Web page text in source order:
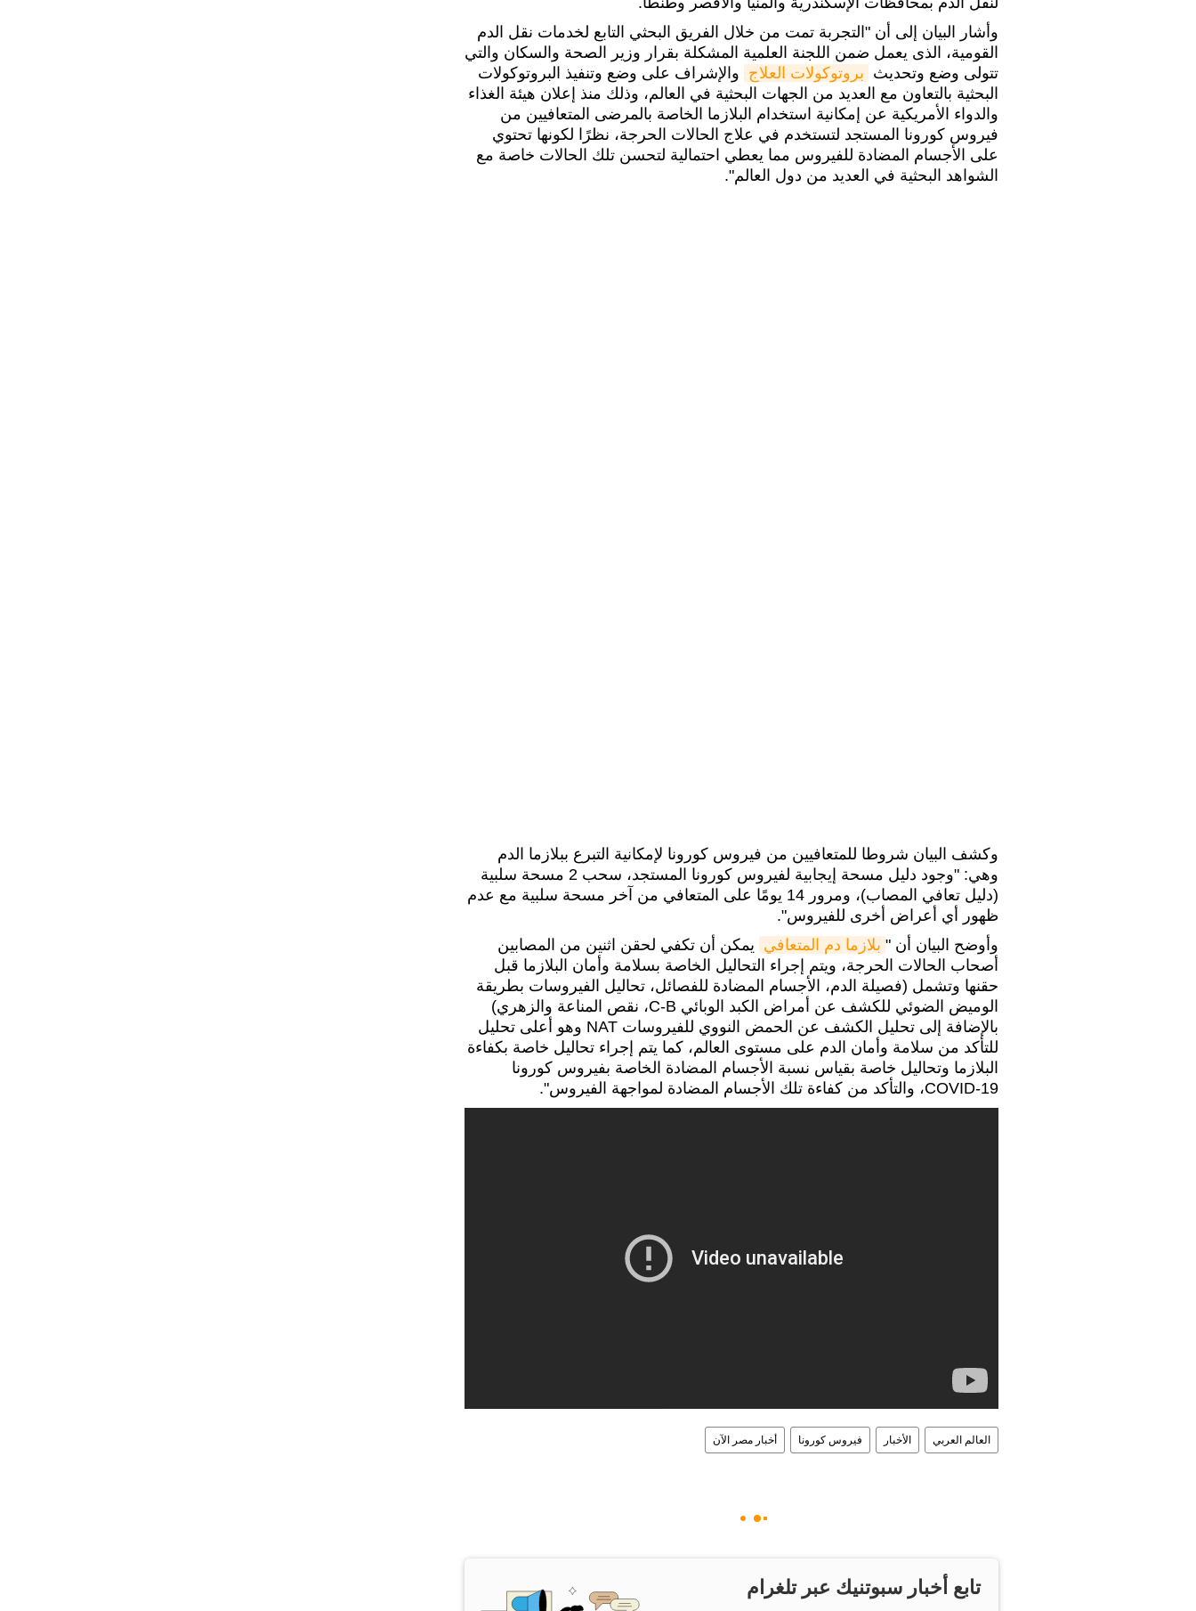
وأشار البيان إلى أن "التجربة تمت من خلال الفريق البحثي التابع لخدمات نقل الدم
القومية، الذى يعمل ضمن اللجنة العلمية المشكلة بقرار وزير الصحة والسكان والتي
تتولى وضع وتحديث بروتوكولات العلاج والإشراف على وضع وتنفيذ البروتوكولات
البحثية بالتعاون مع العديد من الجهات البحثية في العالم، وذلك منذ إعلان هيئة الغذاء
والدواء الأمريكية عن إمكانية استخدام البلازما الخاصة بالمرضى المتعافيين من
فيروس كورونا المستجد لتستخدم في علاج الحالات الحرجة، نظرًا لكونها تحتوي
على الأجسام المضادة للفيروس مما يعطي احتمالية لتحسن تلك الحالات خاصة مع
الشواهد البحثية في العديد من دول العالم".
وكشف البيان شروطا للمتعافيين من فيروس كورونا لإمكانية التبرع ببلازما الدم
وهي: "وجود دليل مسحة إيجابية لفيروس كورونا المستجد، سحب 2 مسحة سلبية
(دليل تعافي المصاب)، ومرور 14 يومًا على المتعافي من آخر مسحة سلبية مع عدم
ظهور أي أعراض أخرى للفيروس".
وأوضح البيان أن " بلازما دم المتعافي يمكن أن تكفي لحقن اثنين من المصابين
أصحاب الحالات الحرجة، ويتم إجراء التحاليل الخاصة بسلامة وأمان البلازما قبل
حقنها وتشمل (فصيلة الدم، الأجسام المضادة للفصائل، تحاليل الفيروسات بطريقة
الوميض الضوئي للكشف عن أمراض الكبد الوبائي C-B، نقص المناعة والزهري)
بالإضافة إلى تحليل الكشف عن الحمض النووي للفيروسات NAT وهو أعلى تحليل
للتأكد من سلامة وأمان الدم على مستوى العالم، كما يتم إجراء تحاليل خاصة بكفاءة
البلازما وتحاليل خاصة بقياس نسبة الأجسام المضادة الخاصة بفيروس كورونا
COVID-19، والتأكد من كفاءة تلك الأجسام المضادة لمواجهة الفيروس".
العالم العربي الأخبار فيروس كورونا أخبار مصر الآن
تابع أخبار سبوتنيك عبر تلغرام